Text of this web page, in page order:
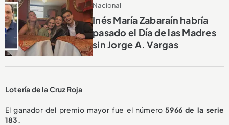
Nacional
Inés María Zabaraín habría
pasado el Día de las Madres
sin Jorge A. Vargas
Lotería de la Cruz Roja
El ganador del premio mayor fue el número5966 de la serie
183.